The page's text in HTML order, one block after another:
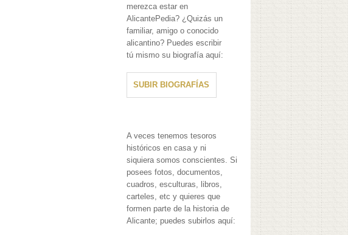
merezca estar en
AlicantePedia? ¿Quizás un
familiar, amigo o conocido
alicantino? Puedes escribir
tú mismo su biografía aquí:
SUBIR BIOGRAFÍAS
A veces tenemos tesoros
históricos en casa y ni
siquiera somos conscientes. Si
posees fotos, documentos,
cuadros, esculturas, libros,
carteles, etc y quieres que
formen parte de la historia de
Alicante; puedes subirlos aquí: